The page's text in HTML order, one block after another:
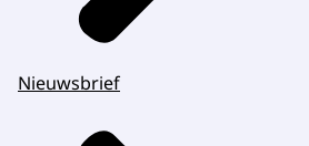
Nieuwsbrief